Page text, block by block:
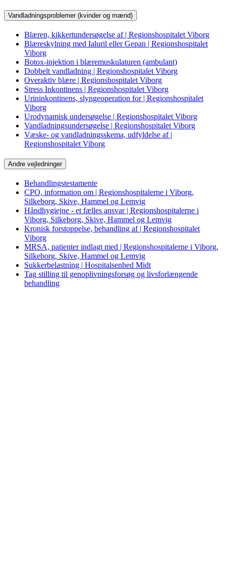
Vandladningsproblemer (kvinder og mænd)
Blæren, kikkertundersøgelse af | Regionshospitalet Viborg
Blæreskylning med Ialuril eller Gepan | Regionshospitalet
Viborg
Botox-injektion i blæremuskulaturen (ambulant)
Dobbelt vandladning | Regionshospitalet Viborg
Overaktiv blære | Regionshospitalet Viborg
Stress Inkontinens | Regionshospitalet Viborg
Urininkontinens, slyngeoperation for | Regionshospitalet
Viborg
Urodynamisk undersøgelse | Regionshospitalet Viborg
Vandladningsundersøgelse | Regionshospitalet Viborg
Væske- og vandladningsskema, udfyldelse af |
Regionshospitalet Viborg
Andre vejledninger
Behandlingstestamente
CPO, information om | Regionshospitalerne i Viborg,
Silkeborg, Skive, Hammel og Lemvig
Håndhygiejne - et fælles ansvar | Regionshospitalerne i
Viborg, Silkeborg, Skive, Hammel og Lemvig
Kronisk forstoppelse, behandling af | Regionshospitalet
Viborg
MRSA, patienter indlagt med | Regionshospitalerne i Viborg,
Silkeborg, Skive, Hammel og Lemvig
Sukkerbelastning | Hospitalsenhed Midt
Tag stilling til genoplivningsforsøg og livsforlængende
behandling